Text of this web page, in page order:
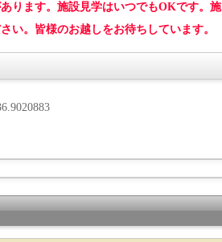
ます。施設見学はいつでもOKです。施
。皆様のお越しをお待ちしています。